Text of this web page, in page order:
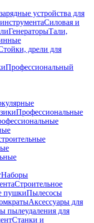
устройства для
Силовая и
ГенераторыТали,
дрели для
Профессиональный
Профессиональные
Наборы
Строительное
пушкиПылесосы
Аксессуары для
пылеудаления для
Станки и